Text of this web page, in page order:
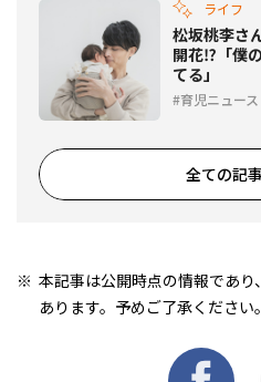
ライフ
松坂桃李さ
開花⁉「僕
てる」
育児ニュース
全ての記
本記事は公開時点の情報であ
あります。予めご了承ください。